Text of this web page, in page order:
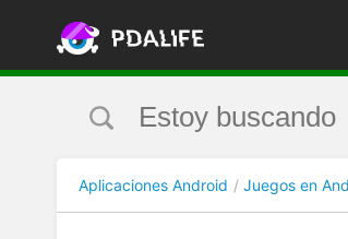
Aplicaciones Android Juegos en